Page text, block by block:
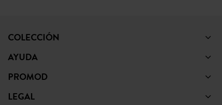
COLECCIÓN
AYUDA
PROMOD
LEGAL